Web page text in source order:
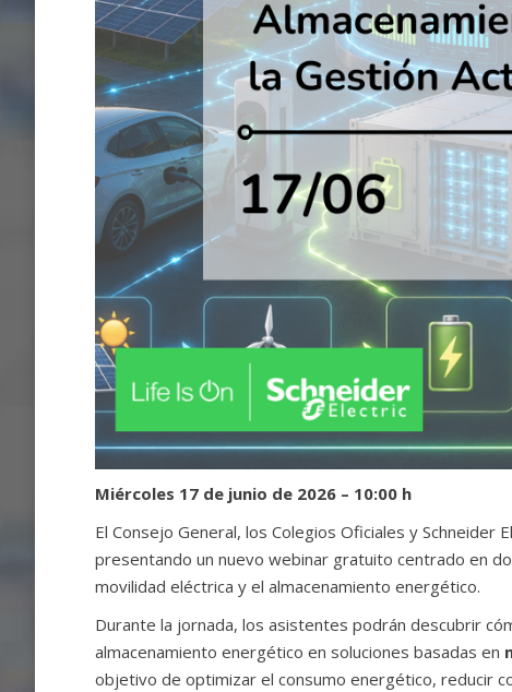
Miércoles 17 de junio de 2026 – 10:00 h
El Consejo General, los Colegios Oficiales y Schneider
presentando un nuevo webinar gratuito centrado en
movilidad eléctrica y el almacenamiento energético.
Durante la jornada, los asistentes podrán descubrir
almacenamiento energético en soluciones basadas en
objetivo de optimizar el consumo energético, reducir